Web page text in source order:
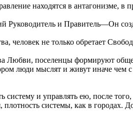
находятся в антагонизме,
и Правитель—Он
человек не только обретает
Любви, поселенцы формируют
люди мыслят и живут иначе чем
систему и управлять ею, после
плотность системы, как в городах.